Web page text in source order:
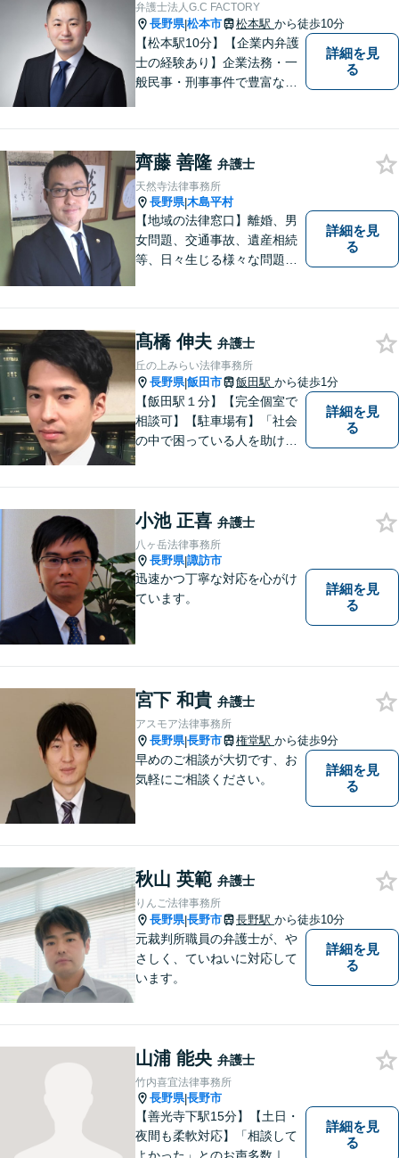
弁護士法人G.C FACTORY
長野県|松本市 松本駅 から徒歩10分
【松本駅10分】【企業内弁護
士の経験あり】企業法務・一
般民事・刑事事件で豊富な実
供します。
詳細を見
る
齊藤 善隆 弁護士
天然寺法律事務所
長野県|木島平村
【地域の法律窓口】離婚、男
女問題、交通事故、遺産相続
等、日々生じる様々な問題に
詳細を見
る
髙橋 伸夫 弁護士
丘の上みらい法律事務所
長野県|飯田市 飯田駅 から徒歩1分
【飯田駅１分】【完全個室で
相談可】【駐車場有】「社会
の中で困っている人を助けた
であることを心がけ、誠実
に、そして丁寧に対応してい
きます。
詳細を見
る
小池 正喜 弁護士
八ヶ岳法律事務所
長野県|諏訪市
迅速かつ丁寧な対応を心がけ
ています。
詳細を見
る
宮下 和貴 弁護士
アスモア法律事務所
長野県|長野市 権堂駅 から徒歩9分
早めのご相談が大切です、お
気軽にご相談ください。
詳細を見
る
秋山 英範 弁護士
りんご法律事務所
長野県|長野市 長野駅 から徒歩10分
元裁判所職員の弁護士が、や
さしく、ていねいに対応して
います。
詳細を見
る
山浦 能央 弁護士
竹内喜宜法律事務所
長野県|長野市
【善光寺下駅15分】【土日・
夜間も柔軟対応】「相談して
詳細を見
る